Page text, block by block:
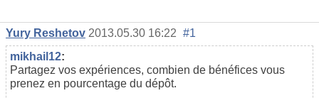
Yury Reshetov 2013.05.30 16:22 #1
mikhail12:
Partagez vos expériences, combien de bénéfices vous
prenez en pourcentage du dépôt.